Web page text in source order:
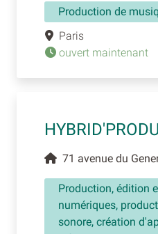
Production de
Paris
ouvert maintenant
71 avenue du
Production, édition
numériques,
sonore, création